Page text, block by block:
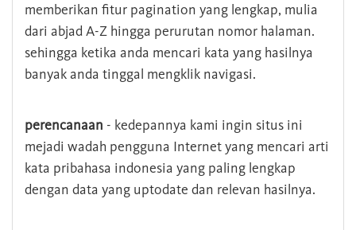
memberikan fitur pagination yang lengkap, mulia
dari abjad A-Z hingga perurutan nomor halaman.
sehingga ketika anda mencari kata yang hasilnya
banyak anda tinggal mengklik navigasi.
perencanaan - kedepannya kami ingin situs ini
mejadi wadah pengguna Internet yang mencari arti
kata pribahasa indonesia yang paling lengkap
dengan data yang uptodate dan relevan hasilnya.